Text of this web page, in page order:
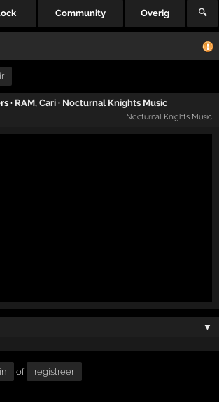
Community Overig 🔍
· RAM,Cari · Nocturnal Knights Music
Nocturnal Knights Music
▼
of registreer